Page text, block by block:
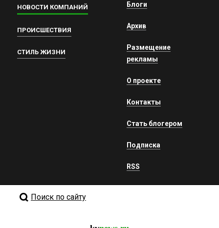
НОВОСТИ КОМПАНИЙ
ПРОИСШЕСТВИЯ
СТИЛЬ ЖИЗНИ
Блоги
Архив
Размещение
рекламы
О проекте
Контакты
Стать блогером
Подписка
RSS
Поиск по сайту